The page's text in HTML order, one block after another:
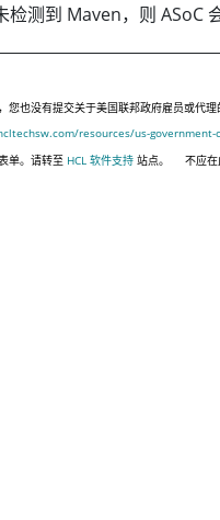
检测到 Maven，则ASoC
您也没有提交关于美国联邦政府雇员或代
resources/us-government-
单。请转至 HCL 软件支持 站点。 不应